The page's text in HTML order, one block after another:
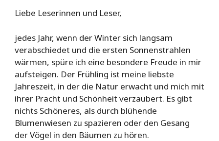
Liebe Leserinnen und Leser,
jedes Jahr, wenn der Winter sich langsam
verabschiedet und die ersten Sonnenstrahlen
wärmen, spüre ich eine besondere Freude in mir
aufsteigen. Der Frühling ist meine liebste
Jahreszeit, in der die Natur erwacht und mich mit
ihrer Pracht und Schönheit verzaubert. Es gibt
nichts Schöneres, als durch blühende
Blumenwiesen zu spazieren oder den Gesang
der Vögel in den Bäumen zu hören.